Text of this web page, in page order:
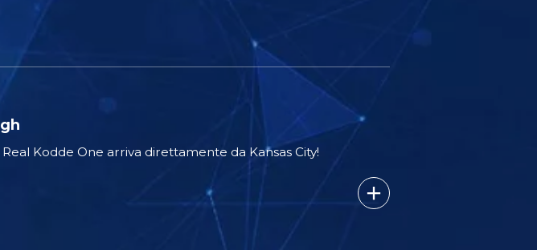
Kodde One arriva direttamente da Kansas City!